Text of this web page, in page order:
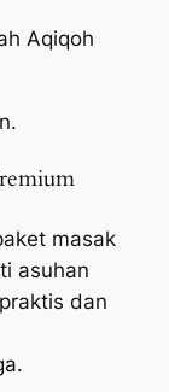
Aqiqoh
masak
asuhan
dan